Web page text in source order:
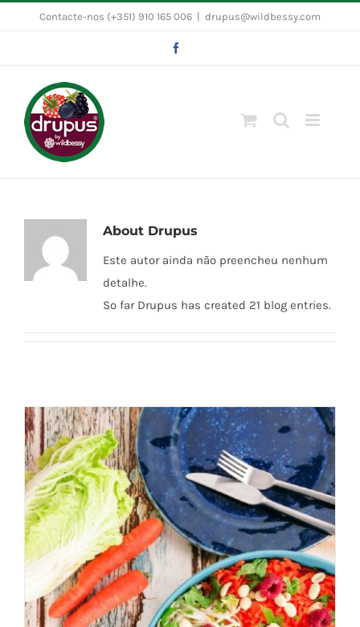
Contacte-nos (+351) 910 165 006 drupus@wildbessy.com
About Drupus
Este autor ainda não preencheu nenhum
detalhe.
So far Drupus has created 21 blog entries.